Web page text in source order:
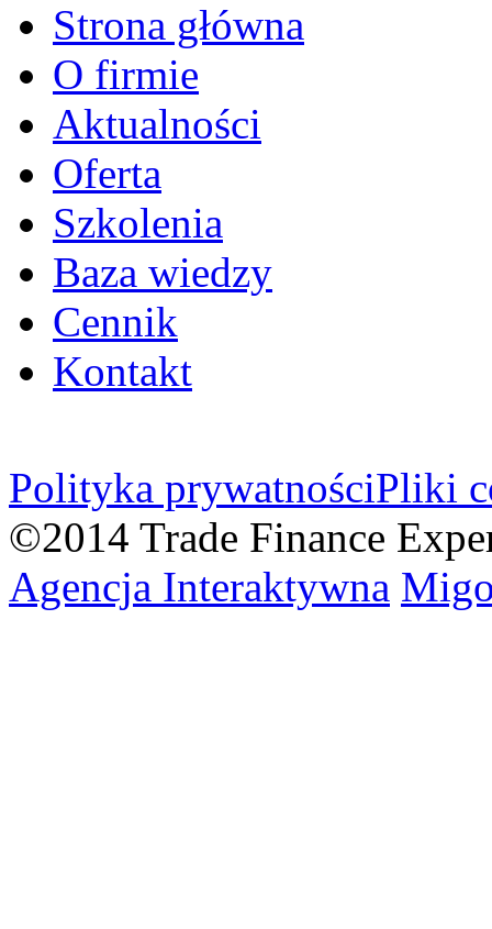
Strona główna
O firmie
Aktualności
Oferta
Szkolenia
Baza wiedzy
Cennik
Kontakt
Polityka prywatnościPliki
©2014 Trade Finance
Agencja Interaktywna